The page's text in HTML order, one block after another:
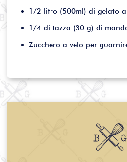
1/2 litro (500ml) di gelato
1/4 di tazza (30 g) di
Zucchero a velo per